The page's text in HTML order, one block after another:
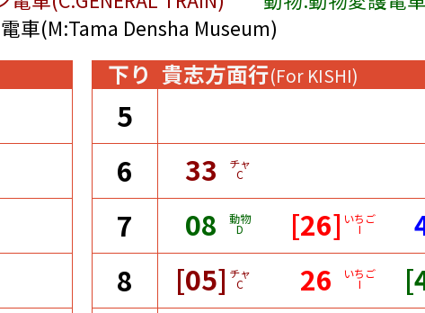
車(M:Tama Densha Museum)
下り 貴志方面行(For KISHI)
5
6
33 チャ
C
7 08 動物
D [26] いちご
I
8 [05] チャ
C 26 いちご
I